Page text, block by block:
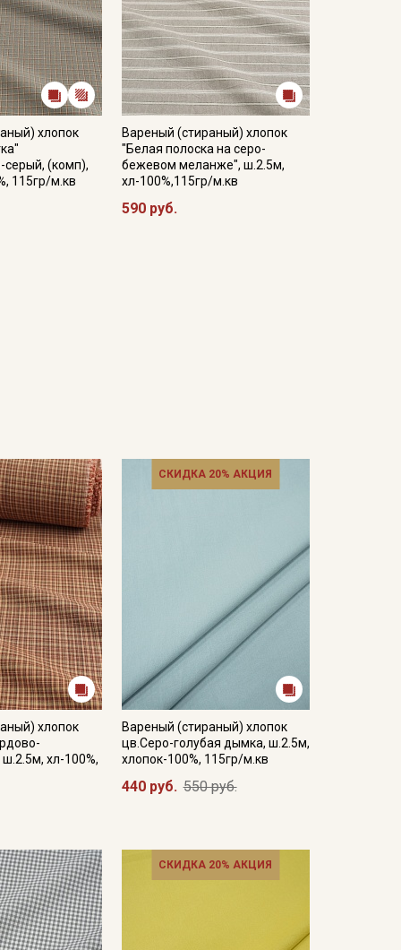
хлопок
серый, (комп),
115гр/м.кв
Вареный (стираный) хлопок
"Белая полоска на серо-
бежевом меланже", ш.2.5м,
хл-100%,115гр/м.кв
590 руб.
хлопок
хл-100%,
СКИДКА 20% АКЦИЯ
Вареный (стираный) хлопок
цв.Серо-голубая дымка, ш.2.5м,
хлопок-100%, 115гр/м.кв
440 руб. 550 руб.
СКИДКА 20% АКЦИЯ